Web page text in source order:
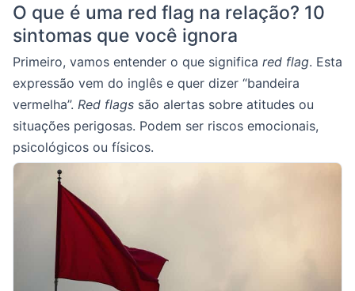
O que é uma red flag na relação? 10
sintomas que você ignora
Primeiro, vamos entender o que significa red flag. Esta
expressão vem do inglês e quer dizer “bandeira
vermelha”. Red flags são alertas sobre atitudes ou
situações perigosas. Podem ser riscos emocionais,
psicológicos ou físicos.